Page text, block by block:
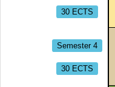
30 ECTS
Semester 4
30 ECTS